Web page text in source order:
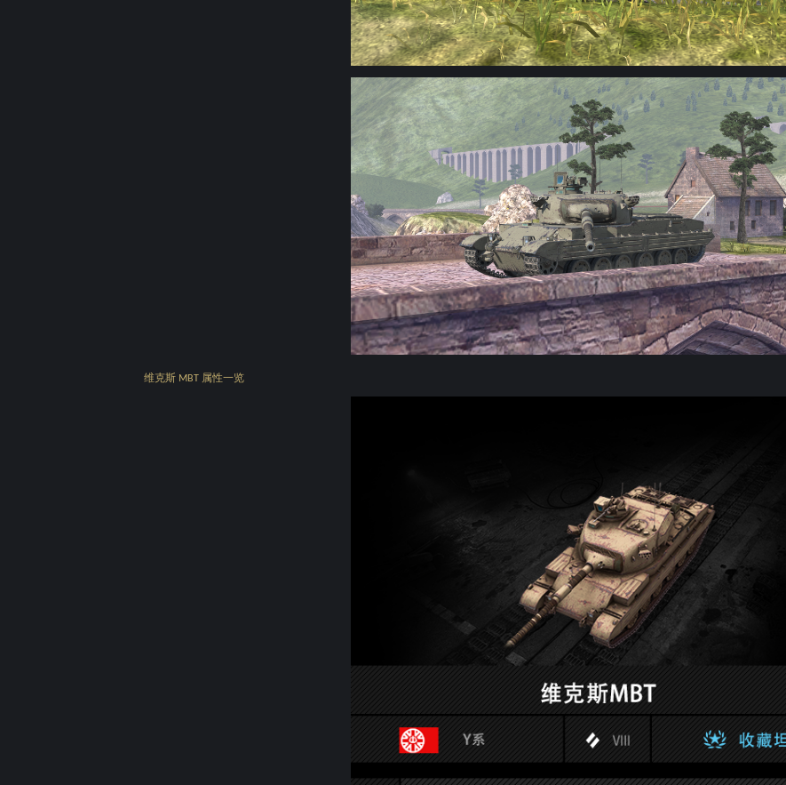
维克斯 MBT 属性一览